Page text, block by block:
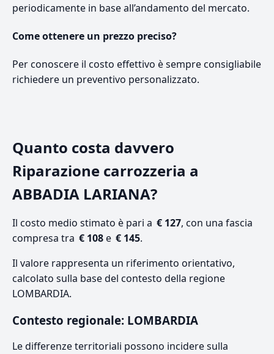
periodicamente in base all’andamento del mercato.
Come ottenere un prezzo preciso?
Per conoscere il costo effettivo è sempre consigliabile
richiedere un preventivo personalizzato.
Quanto costa davvero
Riparazione carrozzeria a
ABBADIA LARIANA?
Il costo medio stimato è pari a € 127, con una fascia
compresa tra € 108e € 145.
Il valore rappresenta un riferimento orientativo,
calcolato sulla base del contesto della regione
LOMBARDIA.
Contesto regionale: LOMBARDIA
Le differenze territoriali possono incidere sulla